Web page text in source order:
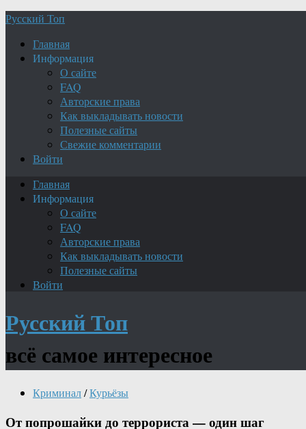
Русский Топ
Главная
Информация
О сайте
FAQ
Авторские права
Как выкладывать новости
Полезные сайты
Свежие комментарии
Войти
Главная
Информация
О сайте
FAQ
Авторские права
Как выкладывать новости
Полезные сайты
Войти
Русский Топ
всё самое интересное
Криминал/Курьёзы
От попрошайки до террориста — один шаг